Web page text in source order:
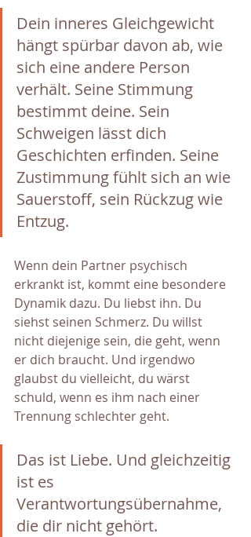
Dein inneres Gleichgewicht
hängt spürbar davon ab, wie
sich eine andere Person
verhält. Seine Stimmung
bestimmt deine. Sein
Schweigen lässt dich
Geschichten erfinden. Seine
Zustimmung fühlt sich an wie
Sauerstoff, sein Rückzug wie
Entzug.
Wenn dein Partner psychisch
erkrankt ist, kommt eine besondere
Dynamik dazu. Du liebst ihn. Du
siehst seinen Schmerz. Du willst
nicht diejenige sein, die geht, wenn
er dich braucht. Und irgendwo
glaubst du vielleicht, du wärst
schuld, wenn es ihm nach einer
Trennung schlechter geht.
Das ist Liebe. Und gleichzeitig
ist es
Verantwortungsübernahme,
die dir nicht gehört.